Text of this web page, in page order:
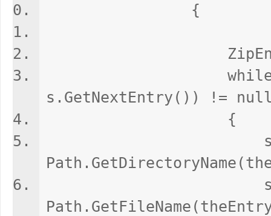
{
ZipEntry
while
s.GetNextEntry()) !=
{
string
string